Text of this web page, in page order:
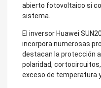
abierto fotovoltaico si
sistema.
El inversor Huawei
incorpora numerosas
destacan la protección
polaridad,
exceso de temperatura